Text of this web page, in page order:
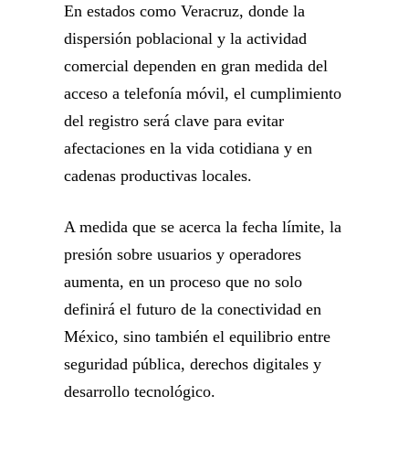
En estados como Veracruz, donde la
dispersión poblacional y la actividad
comercial dependen en gran medida del
acceso a telefonía móvil, el cumplimiento
del registro será clave para evitar
afectaciones en la vida cotidiana y en
cadenas productivas locales.
A medida que se acerca la fecha límite, la
presión sobre usuarios y operadores
aumenta, en un proceso que no solo
definirá el futuro de la conectividad en
México, sino también el equilibrio entre
seguridad pública, derechos digitales y
desarrollo tecnológico.